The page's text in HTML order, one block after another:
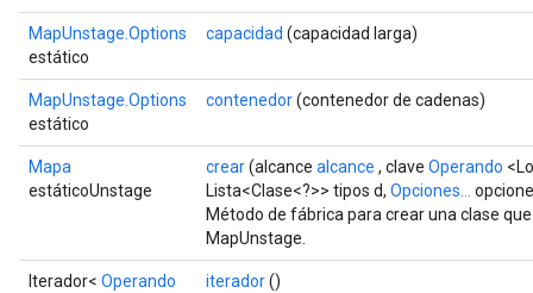
MapUnstage.Options
estático
capacidad (capacidad larga)
MapUnstage.Options
estático
contenedor(contenedor de cadenas)
Mapa
estáticoUnstage
crear(alcance alcance , clave Operando
Lista<Clase<?>> tipos d, Opciones...
Método de fábrica para crear una clase
MapUnstage.
Iterador< Operando
iterador()